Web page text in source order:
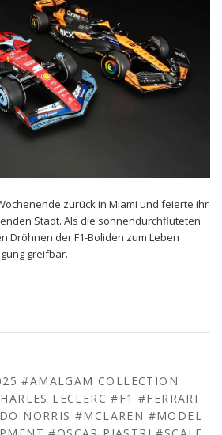
zurück in Miami und feierte ihr
Stadt. Als die sonnendurchfluteten
Dröhnen der F1-Boliden zum Leben
greifbar.
#AMALGAM COLLECTION
LECLERC #F1 #FERRARI
NORRIS #MCLAREN #MODEL